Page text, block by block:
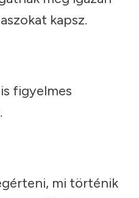
kapsz.
figyelmes
mi történik